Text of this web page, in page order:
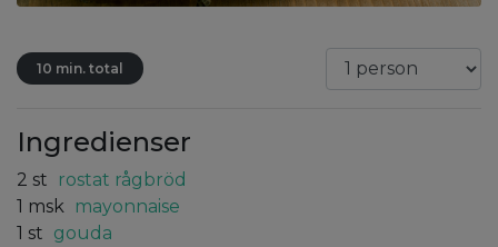
10 min. total
Ingredienser
2 st
rostat rågbröd
1 msk mayonnaise
1 st gouda